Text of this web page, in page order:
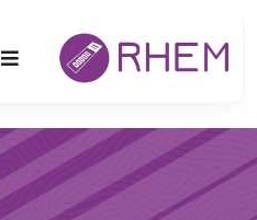
Toggle